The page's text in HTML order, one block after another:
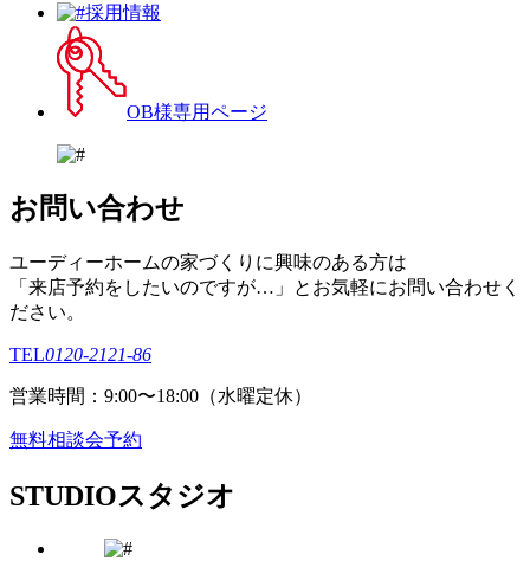
採用情報
OB様専用ページ
お問い合わせ
ユーディーホームの家づくりに興味のある⽅は
「来店予約をしたいのですが…」とお気軽にお問い合わせく
ださい。
TEL0120-2121-86
営業時間：9:00〜18:00（⽔曜定休）
無料相談会予約
STUDIOスタジオ